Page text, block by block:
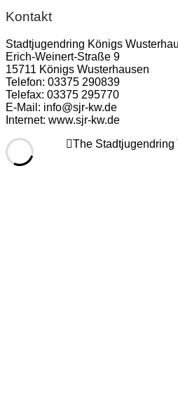
Kontakt
Stadtjugendring Königs
Erich-Weinert-Straße 9
15711 Königs Wusterhausen
Telefon: 03375 290839
Telefax: 03375 295770
E-Mail: info@sjr-kw.de
Internet: www.sjr-kw.de
The Stadtjugendring